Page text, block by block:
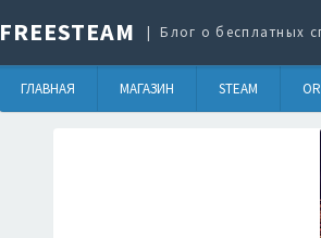
FREESTEAM Блог о бесплатных
ГЛАВНАЯ МАГАЗИН STEAM